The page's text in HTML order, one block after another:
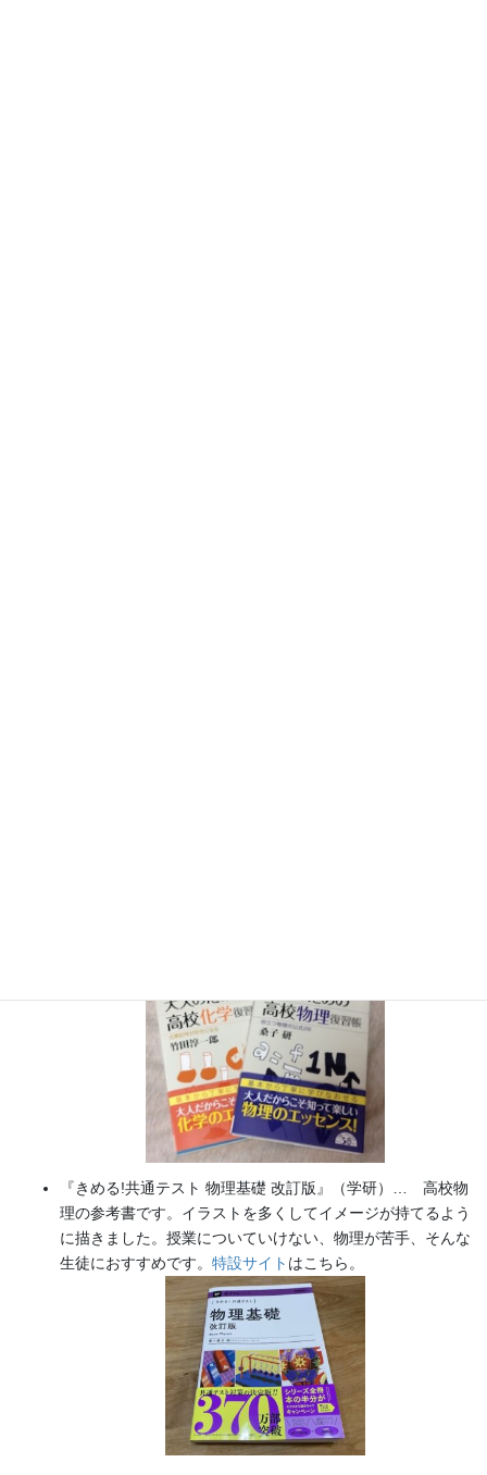
『きめる!共通テスト 物理基礎 改訂版』（学研）… 高校物
理の参考書です。イラストを多くしてイメージが持てるよう
に描きました。授業についていけない、物理が苦手、そんな
生徒におすすめです。 特設サイト はこちら。